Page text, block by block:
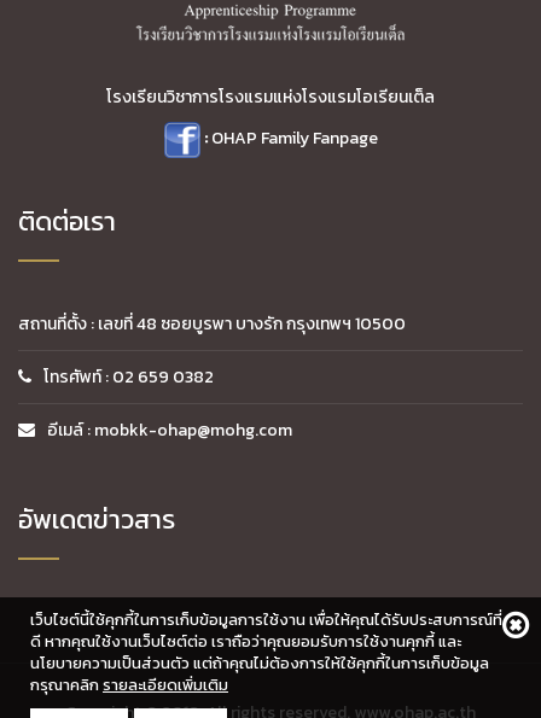
เว็บไซต์นี้ใช้คุกกี้ในการเก็บข้อมูลการใช้งาน เพื่อให้คุณได้รับประสบการณ์ที่
ดี หากคุณใช้งานเว็บไซต์ต่อ เราถือว่าคุณยอมรับการใช้งานคุกกี้ และ
นโยบายความเป็นส่วนตัว แต่ถ้าคุณไม่ต้องการให้ใช้คุกกี้ในการเก็บข้อมูล
กรุณาคลิกรายละเอียดเพิ่มเติม
โรงเรียนวิชาการโรงแรมแห่งโรงแรมโอเรียนเต็ล
:OHAP Family Fanpage
ติดต่อเรา
สถานที่ตั้ง : เลขที่ 48 ซอยบูรพา บางรัก กรุงเทพฯ 10500
โทรศัพท์ : 02 659 0382
อีเมล์ : mobkk-ohap@mohg.com
อัพเดตข่าวสาร
Copyright © 2018. All rights reserved. www.ohap.ac.th